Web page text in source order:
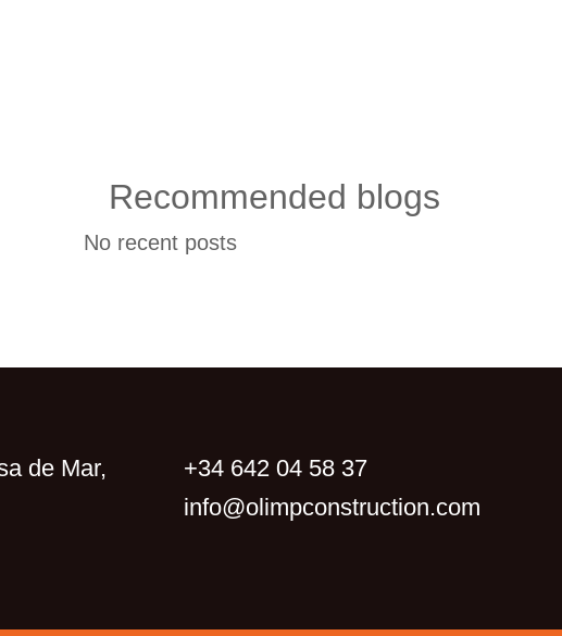
Recommended blogs
No recent posts
de Mar,
+34 642 04 58 37
info@olimpconstruction.com